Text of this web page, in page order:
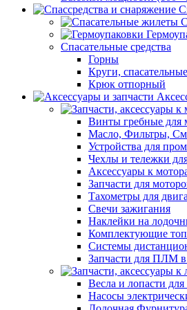
Спасательные средства
Горны
Круги,
Крюк отпорный
Винты гребные для
Масло, Фильтры,
Устройства для
Чехлы и тележки
Аксессуары к
Запчасти для
Тахометры для
Свечи зажигания
Наклейки на
Комплектующие
Системы
Запчасти для ПЛМ
Весла и лопасти для
Насосы